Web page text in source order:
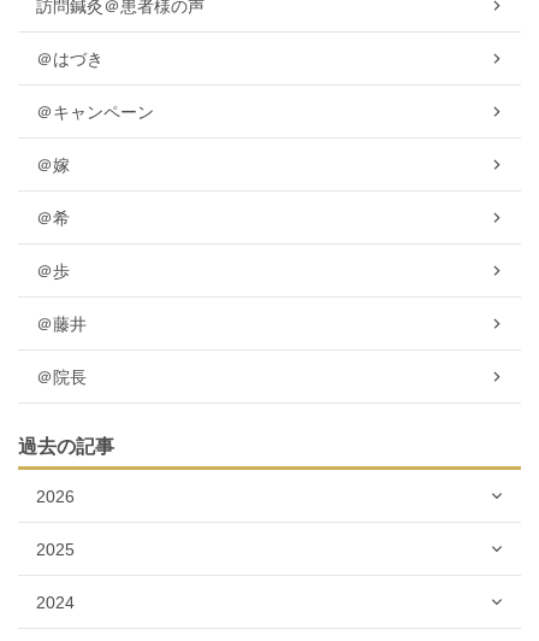
訪問鍼灸＠患者様の声
＠はづき
＠キャンペーン
＠嫁
＠希
＠歩
＠藤井
＠院長
過去の記事
2026
2025
2024